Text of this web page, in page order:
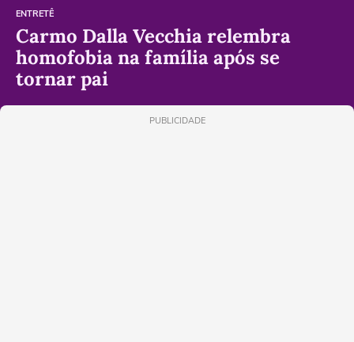
ENTRETÊ
Carmo Dalla Vecchia relembra
homofobia na família após se
tornar pai
PUBLICIDADE